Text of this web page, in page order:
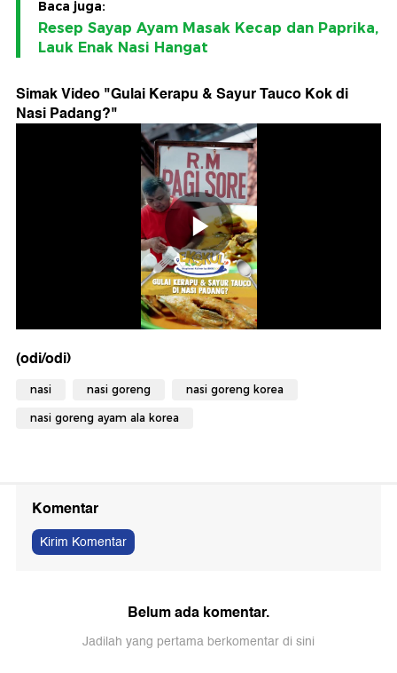
Baca juga:
Resep Sayap Ayam Masak Kecap dan Paprika,
Lauk Enak Nasi Hangat
Simak Video "Gulai Kerapu & Sayur Tauco Kok di
Nasi Padang?"
(odi/odi)
nasi nasi goreng nasi goreng korea
nasi goreng ayam ala korea
Komentar
Kirim Komentar
Belum ada komentar.
Jadilah yang pertama berkomentar di sini